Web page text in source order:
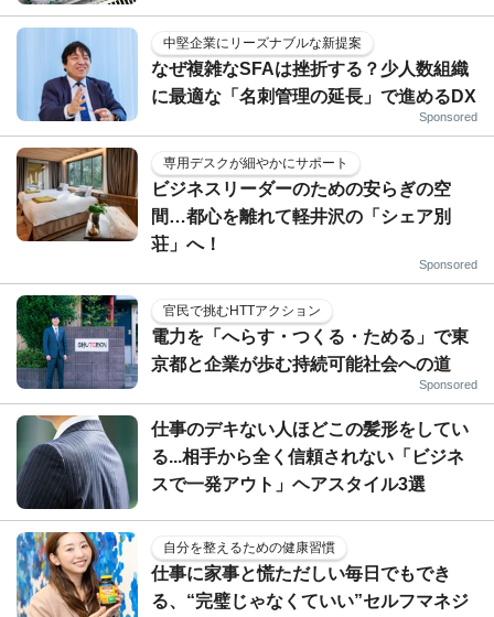
中堅企業にリーズナブルな新提案
なぜ複雑なSFAは挫折する？少人数組織
に最適な「名刺管理の延長」で進めるDX
Sponsored
専用デスクが細やかにサポート
ビジネスリーダーのための安らぎの空
間…都心を離れて軽井沢の「シェア別
荘」へ！
Sponsored
官民で挑むHTTアクション
電力を「へらす・つくる・ためる」で東
京都と企業が歩む持続可能社会への道
Sponsored
仕事のデキない人ほどこの髪形をしてい
る...相手から全く信頼されない「ビジネ
スで一発アウト」ヘアスタイル3選
自分を整えるための健康習慣
仕事に家事と慌ただしい毎日でもでき
る、“完璧じゃなくていい”セルフマネジ